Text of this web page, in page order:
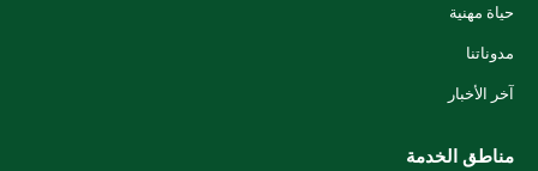
حياة مهنية
مدوناتنا
آخر الأخبار
مناطق الخدمة